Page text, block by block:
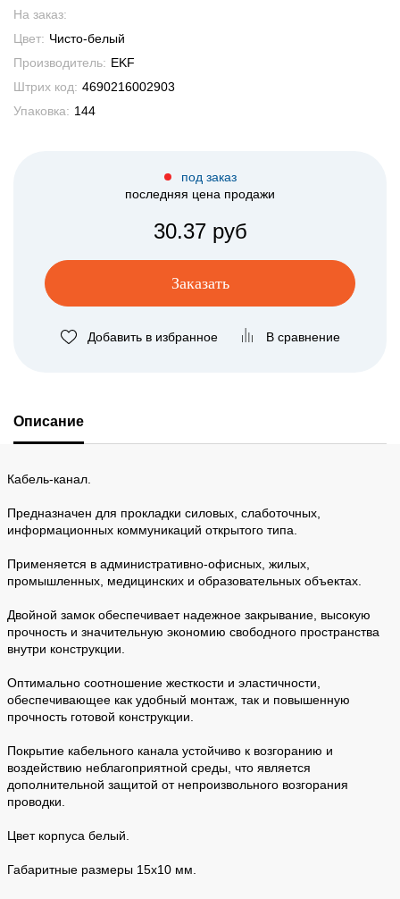
На заказ:
Цвет: Чисто-белый
Производитель: EKF
Штрих код: 4690216002903
Упаковка: 144
под заказ
последняя цена продажи
30.37 руб
Заказать
Добавить в избранное В сравнение
Описание
Кабель-канал.
Предназначен для прокладки силовых, слаботочных,
информационных коммуникаций открытого типа.
Применяется в административно-офисных, жилых,
промышленных, медицинских и образовательных объектах.
Двойной замок обеспечивает надежное закрывание, высокую
прочность и значительную экономию свободного пространства
внутри конструкции.
Оптимально соотношение жесткости и эластичности,
обеспечивающее как удобный монтаж, так и повышенную
прочность готовой конструкции.
Покрытие кабельного канала устойчиво к возгоранию и
воздействию неблагоприятной среды, что является
дополнительной защитой от непроизвольного возгорания
проводки.
Цвет корпуса белый.
Габаритные размеры 15х10 мм.